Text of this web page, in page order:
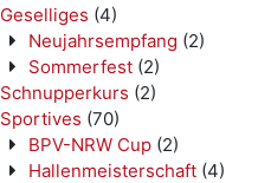
Geselliges (4)
Neujahrsempfang (2)
Sommerfest (2)
Schnupperkurs (2)
Sportives (70)
BPV-NRW Cup (2)
Hallenmeisterschaft (4)